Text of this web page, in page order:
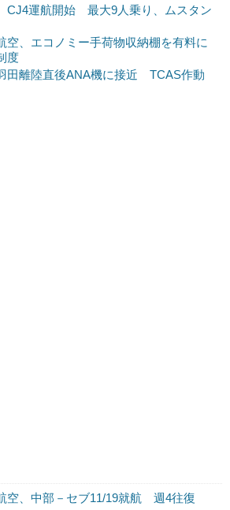
空、中部－セブ11/19就航 週4往復
CJ4運航開始 最大9人乗り、ムスタン
空、エコノミー手荷物収納棚を有料に
度
田離陸直後ANA機に接近 TCAS作動